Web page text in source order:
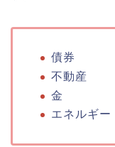
債券
不動産
金
エネルギー